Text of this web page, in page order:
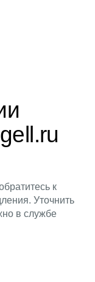
к
Уточнить
в службе